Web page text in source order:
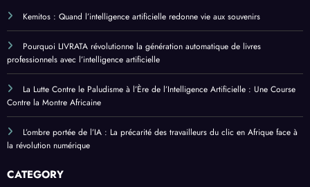
Kemitos : Quand l’intelligence artificielle redonne vie aux souvenirs
Pourquoi LIVRATA révolutionne la génération automatique de livres
professionnels avec l’intelligence artificielle
La Lutte Contre le Paludisme à l’Ère de l’Intelligence Artificielle : Une Course
Contre la Montre Africaine
L’ombre portée de l’IA : La précarité des travailleurs du clic en Afrique face à
la révolution numérique
CATEGORY